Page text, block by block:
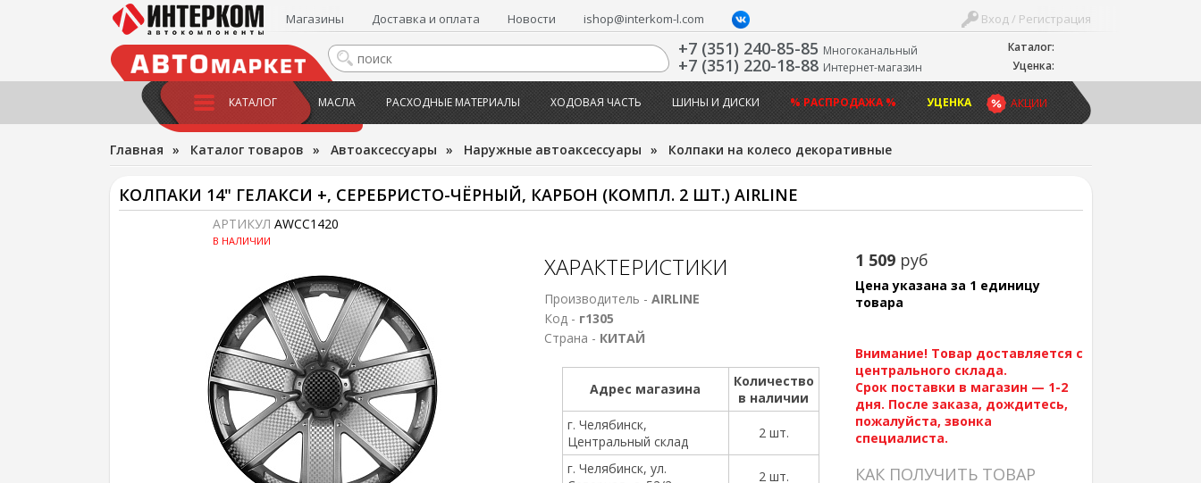
Каталог:
Уценка:
Вход / Регистрация
Магазины Доставка и оплата Новости ishop@interkom-l.com
+7 (351) 240-85-85 Многоканальный
+7 (351) 220-18-88 Интернет-магазин
АКЦИИ
КАТАЛОГ МАСЛА РАСХОДНЫЕ МАТЕРИАЛЫ ХОДОВАЯ ЧАСТЬ ШИНЫ И ДИСКИ % РАСПРОДАЖА % УЦЕНКА
Главная » Каталог товаров » Автоаксессуары » Наружные автоаксессуары » Колпаки на колесо декоративные
КОЛПАКИ 14" ГЕЛАКСИ +, СЕРЕБРИСТО-ЧЁРНЫЙ, КАРБОН (КОМПЛ. 2 ШТ.) AIRLINE
АРТИКУЛ AWCC1420
В НАЛИЧИИ
1 509 руб
Цена указана за 1 единицу
товара
Внимание! Товар доставляется с
центрального склада.
Срок поставки в магазин — 1-2
дня. После заказа, дождитесь,
пожалуйста, звонка
специалиста.
КАК ПОЛУЧИТЬ ТОВАР
ХАРАКТЕРИСТИКИ
Производитель - AIRLINE
Код - г1305
Страна - КИТАЙ
Адрес магазина
Количество
в наличии
г. Челябинск,
Центральный склад
2 шт.
г. Челябинск, ул.
2 шт.